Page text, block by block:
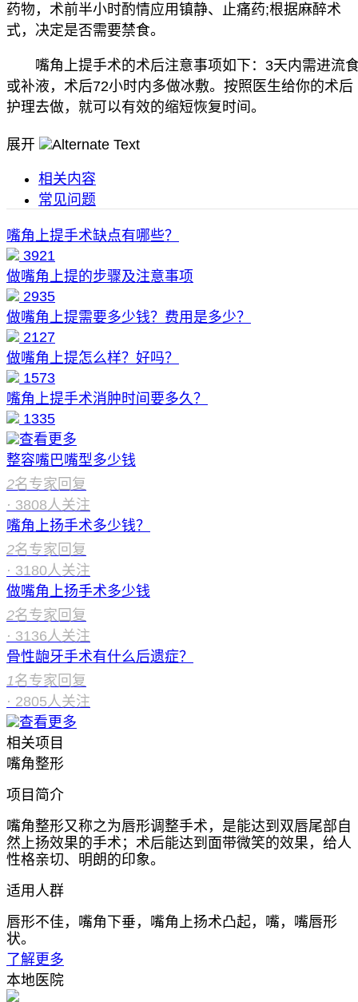
药物，术前半小时酌情应用镇静、止痛药;根据麻醉术
式，决定是否需要禁食。
嘴角上提手术的术后注意事项如下：3天内需进流
或补液，术后72小时内多做冰敷。按照医生给你的术后
护理去做，就可以有效的缩短恢复时间。
展开
相关内容
常见问题
嘴角上提手术缺点有哪些？
3921
做嘴角上提的步骤及注意事项
2935
做嘴角上提需要多少钱？费用是多少？
2127
做嘴角上提怎么样？好吗？
1573
嘴角上提手术消肿时间要多久？
1335
查看更多
整容嘴巴嘴型多少钱
2名专家回复
· 3808人关注
嘴角上扬手术多少钱？
2名专家回复
· 3180人关注
做嘴角上扬手术多少钱
2名专家回复
· 3136人关注
骨性龅牙手术有什么后遗症？
1名专家回复
· 2805人关注
查看更多
相关项目
嘴角整形
项目简介
嘴角整形又称之为唇形调整手术，是能达到双唇尾部自
然上扬效果的手术；术后能达到面带微笑的效果，给人
性格亲切、明朗的印象。
适用人群
唇形不佳，嘴角下垂，嘴角上扬术凸起，嘴，嘴唇形
状。
了解更多
本地医院